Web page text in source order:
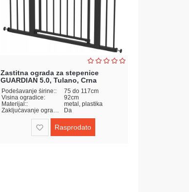
Zastitna ograda za stepenice
GUARDIAN 5.0, Tulano, Crna
Podešavanje širine::
75 do 117cm
Visina ogradice:
92cm
Materijal::
metal, plastika
Zaključavanje ogradice::
Da
Rasprodato